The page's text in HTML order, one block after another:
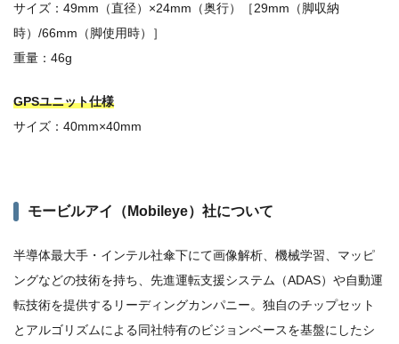
サイズ：49mm（直径）×24mm（奥行）［29mm（脚収納
時）/66mm（脚使用時）］
重量：46g
GPSユニット仕様
サイズ：40mm×40mm
モービルアイ（Mobileye）社について
半導体最大手・インテル社傘下にて画像解析、機械学習、マッピ
ングなどの技術を持ち、先進運転支援システム（ADAS）や自動運
転技術を提供するリーディングカンパニー。独自のチップセット
とアルゴリズムによる同社特有のビジョンベースを基盤にしたシ